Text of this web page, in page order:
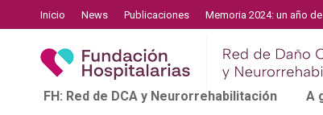
Inicio News Publicaciones Memoria 2024: un año
FH: Red de DCA y Neurorrehabilitación A